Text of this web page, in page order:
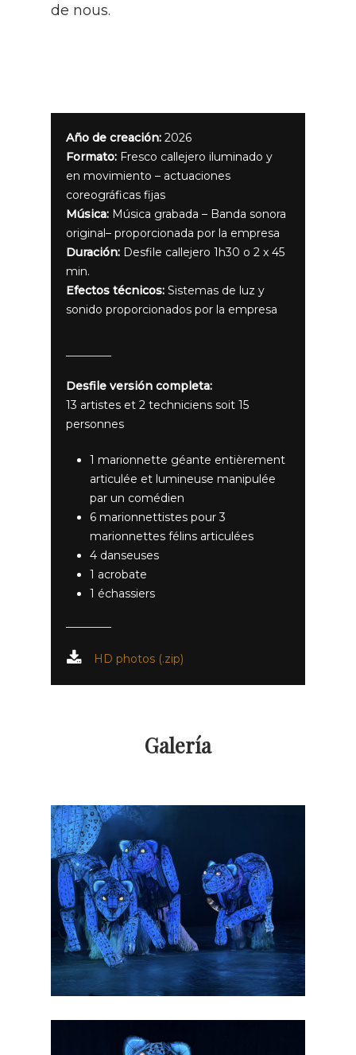
de nous.
Año de creación: 2026
Formato: Fresco callejero iluminado y
en movimiento – actuaciones
coreográficas fijas
Música: Música grabada – Banda sonora
original– proporcionada por la empresa
Duración: Desfile callejero 1h30 o 2 x 45
min.
Efectos técnicos: Sistemas de luz y
sonido proporcionados por la empresa
Desfile versión completa:
13 artistes et 2 techniciens soit 15
personnes
1 marionnette géante entièrement
articulée et lumineuse manipulée
par un comédien
6 marionnettistes pour 3
marionnettes félins articulées
4 danseuses
1 acrobate
1 échassiers
HD photos (.zip)
Galería